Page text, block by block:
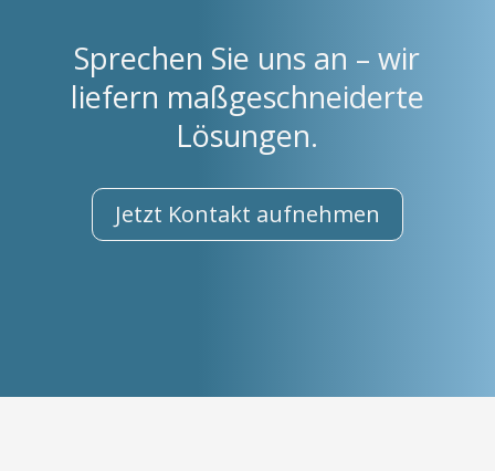
Sprechen Sie uns an – wir
liefern maßgeschneiderte
Lösungen.
Jetzt Kontakt aufnehmen